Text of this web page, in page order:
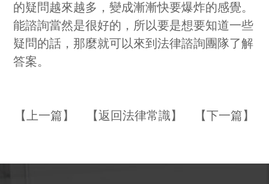
的疑問越來越多，變成漸漸快要爆炸的感覺。
能諮詢當然是很好的，所以要是想要知道一些
疑問的話，那麼就可以來到法律諮詢團隊了解
答案。
【 上一篇】 【返回法律常識】 【下一篇】